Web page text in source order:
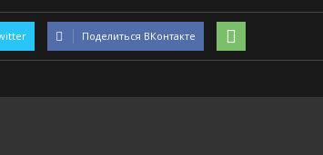
Поделиться ВКонтакте